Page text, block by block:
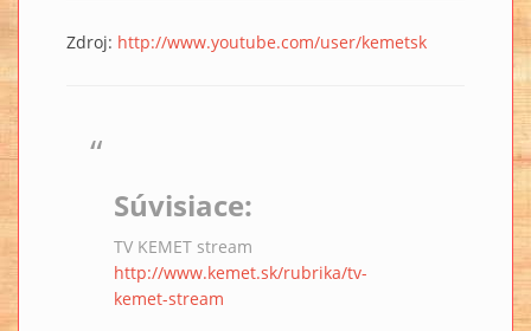
Zdroj: http://www.youtube.com/user/kemetsk
Súvisiace:
TV KEMET stream
http://www.kemet.sk/rubrika/tv-
kemet-stream